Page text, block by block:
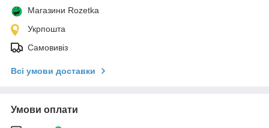
Магазини Rozetka
Укрпошта
Самовивіз
Всі умови доставки
Умови оплати